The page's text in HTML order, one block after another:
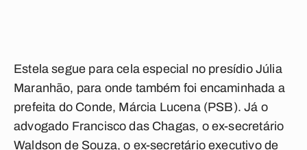
Estela segue para cela especial no presídio Júlia
Maranhão, para onde também foi encaminhada a
prefeita do Conde, Márcia Lucena (PSB). Já o
advogado Francisco das Chagas, o ex-secretário
Waldson de Souza, o ex-secretário executivo de